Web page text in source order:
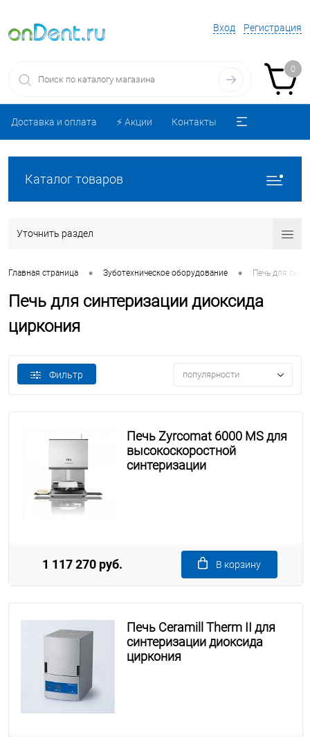
Вход Регистрация
0
Доставка и оплата ⚡️ Акции Контакты
Каталог товаров
Уточнить раздел
Главная страница • Зуботехническое оборудование • Печь для
Печь для синтеризации диоксида
циркония
Фильтр популярности
Печь Zyrcomat 6000 MS для
высокоскоростной
синтеризации
1 117 270 руб. В корзину
Печь Ceramill Therm II для
синтеризации диоксида
циркония